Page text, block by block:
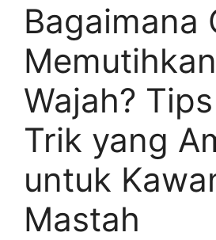
Bagaimana
Memutihkan
Wajah?
Trik yang
untuk
Mastah